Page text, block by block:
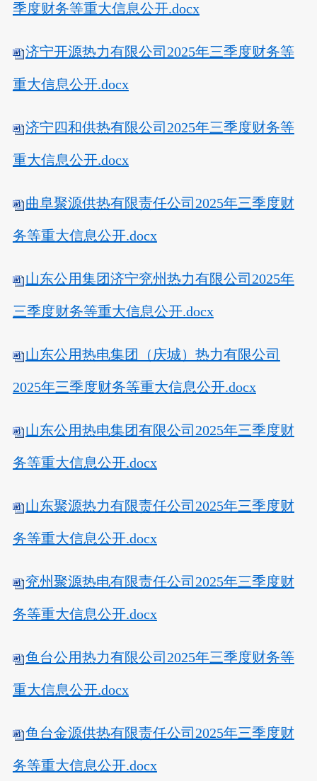
季度财务等重大信息公开.docx
济宁开源热力有限公司2025年三季度财务等
重大信息公开.docx
济宁四和供热有限公司2025年三季度财务等
重大信息公开.docx
曲阜聚源供热有限责任公司2025年三季度财
务等重大信息公开.docx
山东公用集团济宁兖州热力有限公司2025年
三季度财务等重大信息公开.docx
山东公用热电集团（庆城）热力有限公司
2025年三季度财务等重大信息公开.docx
山东公用热电集团有限公司2025年三季度财
务等重大信息公开.docx
山东聚源热力有限责任公司2025年三季度财
务等重大信息公开.docx
兖州聚源热电有限责任公司2025年三季度财
务等重大信息公开.docx
鱼台公用热力有限公司2025年三季度财务等
重大信息公开.docx
鱼台金源供热有限责任公司2025年三季度财
务等重大信息公开.docx